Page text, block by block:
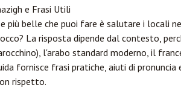
e Frasi Utili
più belle che puoi fare è salutare i locali
La risposta dipende dal contesto,
l'arabo standard moderno, il
fornisce frasi pratiche, aiuti di
rispetto.